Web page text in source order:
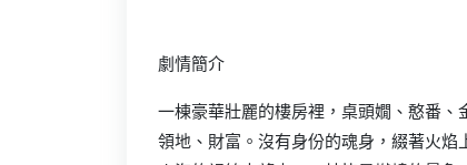
劇情簡介
一棟豪華壯麗的樓房裡，桌頭嫺、憨番
領地、財富。沒有身份的魂身，綴著火